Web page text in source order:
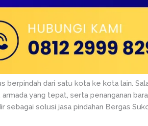
berpindah dari satu kota ke kota lain.
yang tepat, serta penanganan
solusi jasa pindahan Bergas